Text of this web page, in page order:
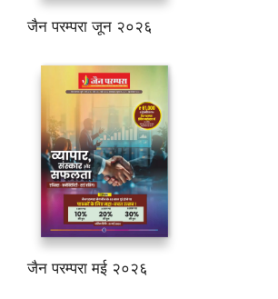
जैन परम्परा जून २०२६
जैन परम्परा मई २०२६